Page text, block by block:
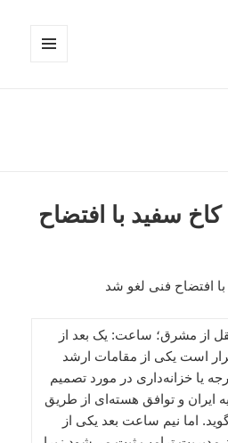
سفید با افتضاح
افتضاح فنی لغو شد
از مشرق؛ ساعت: یک بعد از
است یکی از مقامات ارشد
یا خزانه‌داری در مورد تصمیم
ایران و توافق هسته‌ای از طریق
اما نیم ساعت بعد یکی از